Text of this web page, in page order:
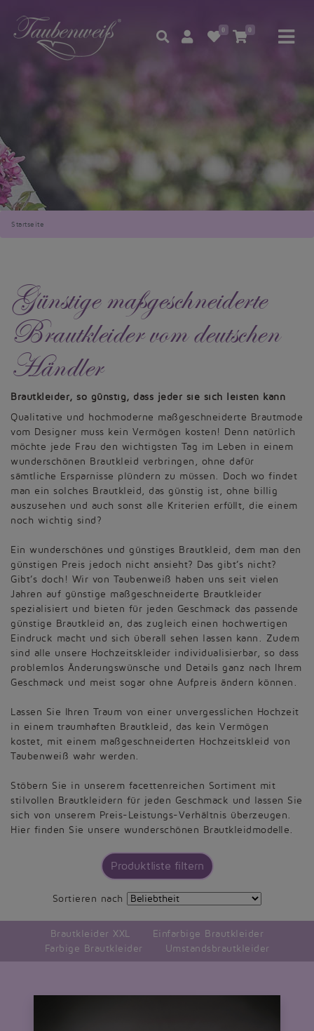
0 0
Startseite
Günstige maßgeschneiderte
Brautkleider vom deutschen
Händler
Brautkleider, so günstig, dass jeder sie sich leisten kann
Qualitative und hochmoderne maßgeschneiderte Brautmode
vom Designer muss kein Vermögen kosten! Denn natürlich
möchte jede Frau den wichtigsten Tag im Leben in einem
wunderschönen Brautkleid verbringen, ohne dafür
sämtliche Ersparnisse plündern zu müssen. Doch wo findet
man ein solches Brautkleid, das günstig ist, ohne billig
auszusehen und auch sonst alle Kriterien erfüllt, die einem
noch wichtig sind?
Ein wunderschönes und günstiges Brautkleid, dem man den
günstigen Preis jedoch nicht ansieht? Das gibt’s nicht?
Gibt’s doch! Wir von Taubenweiß haben uns seit vielen
Jahren auf günstige maßgeschneiderte Brautkleider
spezialisiert und bieten für jeden Geschmack das passende
günstige Brautkleid an, das zugleich einen hochwertigen
Eindruck macht und sich überall sehen lassen kann. Zudem
sind alle unsere Hochzeitskleider individualisierbar, so dass
problemlos Änderungswünsche und Details ganz nach Ihrem
Geschmack und meist sogar ohne Aufpreis ändern können.
Lassen Sie Ihren Traum von einer unvergesslichen Hochzeit
in einem traumhaften Brautkleid, das kein Vermögen
kostet, mit einem maßgeschneiderten Hochzeitskleid von
Taubenweiß wahr werden.
Stöbern Sie in unserem facettenreichen Sortiment mit
stilvollen Brautkleidern für jeden Geschmack und lassen Sie
sich von unserem Preis-Leistungs-Verhältnis überzeugen.
Hier finden Sie unsere wunderschönen Brautkleidmodelle.
Produktliste filtern
Sortieren nach
Brautkleider XXL
Einfarbige Brautkleider
Farbige Brautkleider
Umstandsbrautkleider